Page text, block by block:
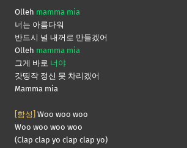
Olleh mamma mia
너는 아름다워
반드시 널 내꺼로 만들겠어
Olleh mamma mia
그게 바로 너야
갓띵작 정신 못 차리겠어
Mamma mia
[함성] Woo woo woo
Woo woo woo woo
(Clap clap yo clap clap yo)